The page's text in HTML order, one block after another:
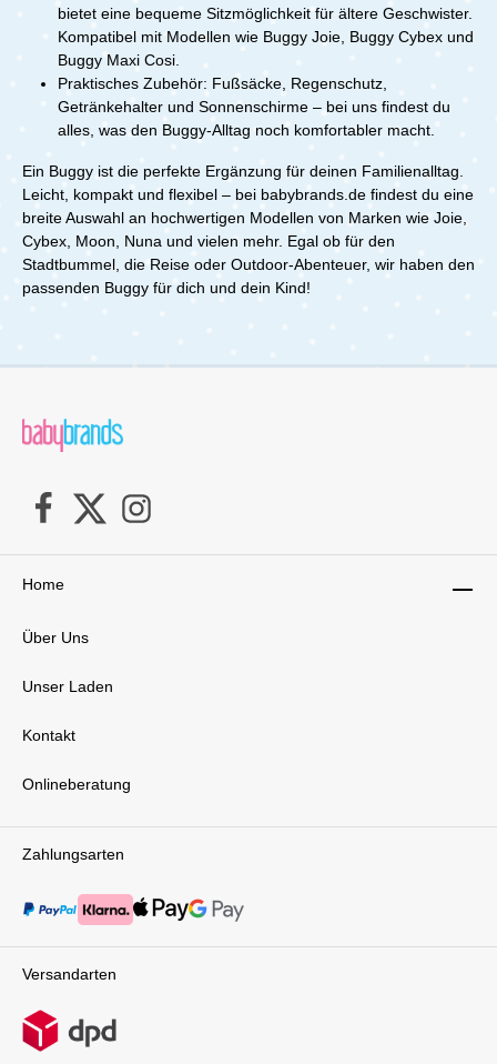
bietet eine bequeme Sitzmöglichkeit für ältere Geschwister.
Kompatibel mit Modellen wie Buggy Joie, Buggy Cybex und
Buggy Maxi Cosi.
Praktisches Zubehör: Fußsäcke, Regenschutz,
Getränkehalter und Sonnenschirme – bei uns findest du
alles, was den Buggy-Alltag noch komfortabler macht.
Ein Buggy ist die perfekte Ergänzung für deinen Familienalltag.
Leicht, kompakt und flexibel – bei babybrands.de findest du eine
breite Auswahl an hochwertigen Modellen von Marken wie Joie,
Cybex, Moon, Nuna und vielen mehr. Egal ob für den
Stadtbummel, die Reise oder Outdoor-Abenteuer, wir haben den
passenden Buggy für dich und dein Kind!
Zahlungsarten
Versandarten
Home
Über Uns
Unser Laden
Kontakt
Onlineberatung